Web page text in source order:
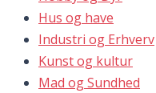
Hus og have
Industri og Erhverv
Kunst og kultur
Mad og Sundhed